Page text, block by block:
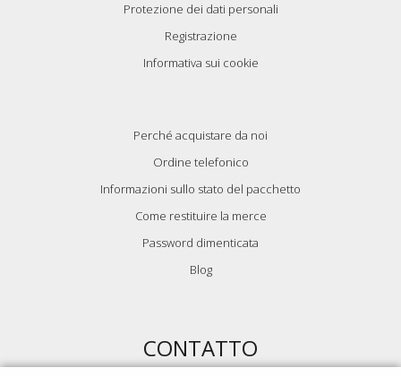
Protezione dei dati personali
Registrazione
Informativa sui cookie
Perché acquistare da noi
Ordine telefonico
Informazioni sullo stato del pacchetto
Come restituire la merce
Password dimenticata
Blog
CONTATTO